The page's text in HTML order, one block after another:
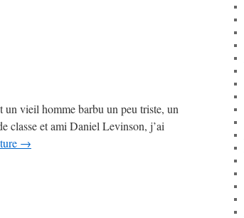
un vieil homme barbu un peu triste, un
classe et ami Daniel Levinson, j’ai
→